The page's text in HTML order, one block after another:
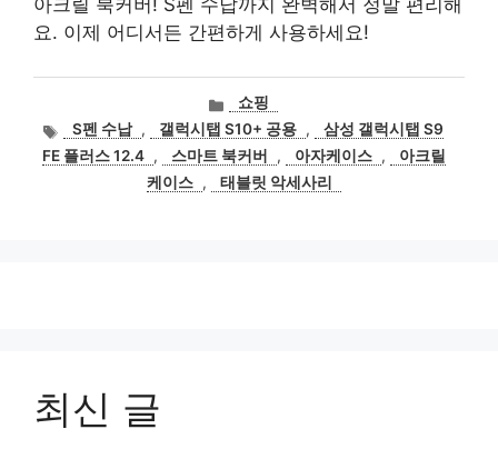
아크릴 북커버! S펜 수납까지 완벽해서 정말 편리해
요. 이제 어디서든 간편하게 사용하세요!
카
테
고
리
쇼핑
태
그
S펜 수납 , 갤럭시탭 S10+ 공용 ,
삼성 갤럭시탭 S9
FE 플러스 12.4 , 스마트 북커버 , 아자케이스 ,
아크릴
케이스 , 태블릿 악세사리
최신 글